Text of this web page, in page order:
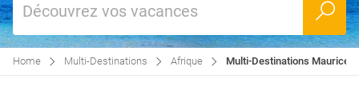
Découvrez vos vacances
Home Multi-Destinations Afrique Multi-Destinations Maurice